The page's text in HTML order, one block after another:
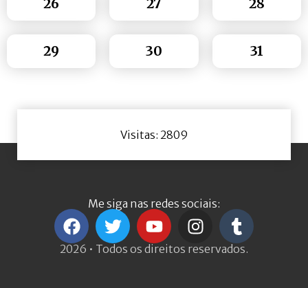
26 27 28
29 30 31
Visitas: 2809
Me siga nas redes sociais:
2026 • Todos os direitos reservados.